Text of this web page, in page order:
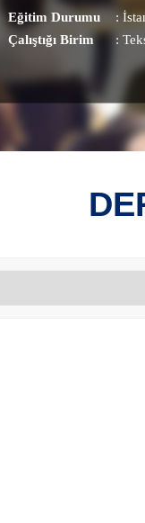
Eğitim Durumu
:
Çalıştığı Birim
: